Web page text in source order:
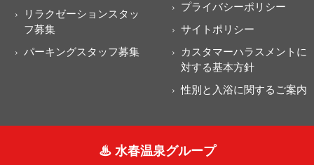
リラクゼーションスタッ
フ募集
パーキングスタッフ募集
プライバシーポリシー
サイトポリシー
カスタマーハラスメントに
対する基本方針
性別と入浴に関するご案内
♨ 水春温泉グループ